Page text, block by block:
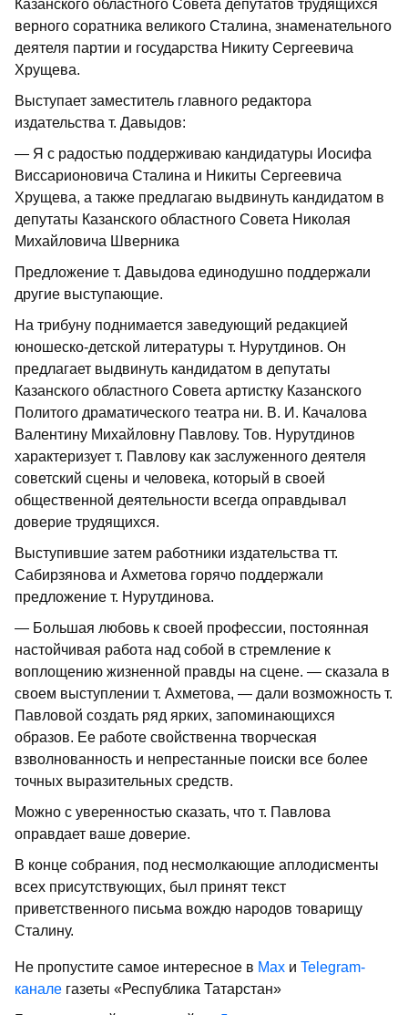
Казанского областного Совета депутатов трудящихся
верного соратника великого Сталина, знаменательного
деятеля партии и государства Никиту Сергеевича
Хрущева.
Выступает заместитель главного редактора
издательства т. Давыдов:
— Я с радостью поддерживаю кандидатуры Иосифа
Виссарионовича Сталина и Никиты Сергеевича
Хрущева, а также предлагаю выдвинуть кандидатом в
депутаты Казанского областного Совета Николая
Михайловича Шверника
Предложение т. Давыдова единодушно поддержали
другие выступающие.
На трибуну поднимается заведующий редакцией
юношеско-детской литературы т. Нурутдинов. Он
предлагает выдвинуть кандидатом в депутаты
Казанского областного Совета артистку Казанского
Политого драматического театра ни. В. И. Качалова
Валентину Михайловну Павлову. Тов. Нурутдинов
характеризует т. Павлову как заслуженного деятеля
советский сцены и человека, который в своей
общественной деятельности всегда оправдывал
доверие трудящихся.
Выступившие затем работники издательства тт.
Сабирзянова и Ахметова горячо поддержали
предложение т. Нурутдинова.
— Большая любовь к своей профессии, постоянная
настойчивая работа над собой в стремление к
воплощению жизненной правды на сцене. — сказала в
своем выступлении т. Ахметова, — дали возможность т.
Павловой создать ряд ярких, запоминающихся
образов. Ее работе свойственна творческая
взволнованность и непрестанные поиски все более
точных выразительных средств.
Можно с уверенностью сказать, что т. Павлова
оправдает ваше доверие.
В конце собрания, под несмолкающие аплодисменты
всех присутствующих, был принят текст
приветственного письма вождю народов товарищу
Сталину.
Не пропустите самое интересное в Max и Telegram-
канале газеты «Республика Татарстан»